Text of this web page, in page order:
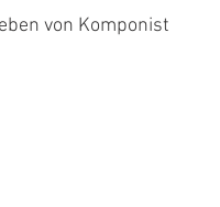
von Komponist